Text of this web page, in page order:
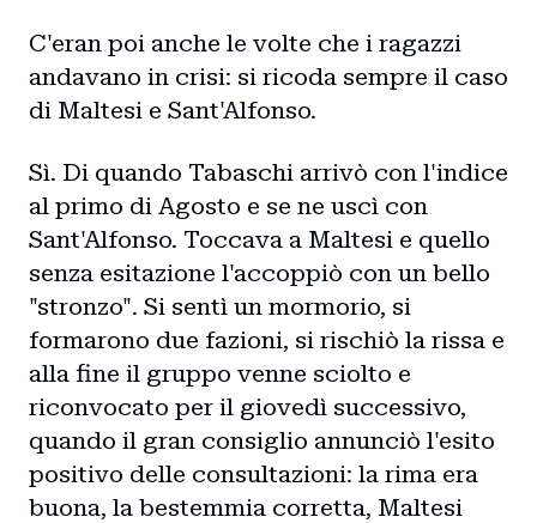
Blog
Storie
Collaborazioni
C'eran poi anche le volte che i ragazzi
andavano in crisi: si ricoda sempre il caso
di Maltesi e Sant'Alfonso.
Sì. Di quando Tabaschi arrivò con l'indice
al primo di Agosto e se ne uscì con
Sant'Alfonso. Toccava a Maltesi e quello
senza esitazione l'accoppiò con un bello
"stronzo". Si sentì un mormorio, si
formarono due fazioni, si rischiò la rissa e
alla fine il gruppo venne sciolto e
riconvocato per il giovedì successivo,
quando il gran consiglio annunciò l'esito
positivo delle consultazioni: la rima era
buona, la bestemmia corretta, Maltesi